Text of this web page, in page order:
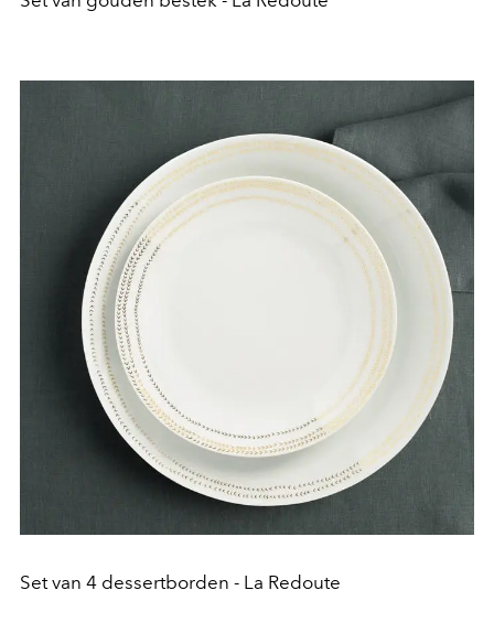
Set van 4 dessertborden - La Redoute